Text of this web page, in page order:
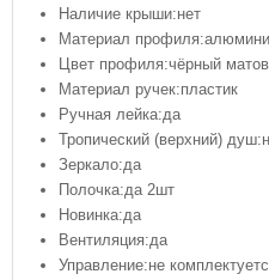
Наличие крыши:нет
Материал
Цвет профиля:чёрный
Материал ручек:пластик
Ручная лейка:да
Тропический (верхний)
Зеркало:да
Полочка:да 2шт
Новинка:да
Вентиляция:да
Управление:не